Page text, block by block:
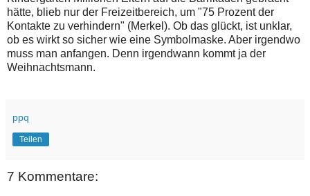
hätte, blieb nur der Freizeitbereich, um "75 Prozent der
Kontakte zu verhindern" (Merkel). Ob das glückt, ist unklar,
ob es wirkt so sicher wie eine Symbolmaske. Aber irgendwo
muss man anfangen. Denn irgendwann kommt ja der
Weihnachtsmann.
ppq
Teilen
7 Kommentare: